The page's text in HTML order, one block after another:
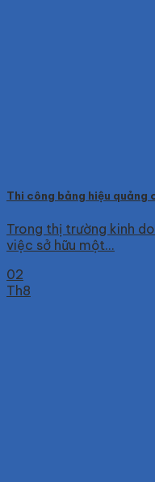
Thi công bảng hiệu
Trong thị trường kinh
việc sở hữu một...
02
Th8